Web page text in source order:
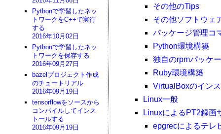
Pythonで学習したネッ
トワークをC++で実行
する
2016年10月02日
Pythonで学習したネッ
トワークを保存する
2016年09月27日
bazelプロジェクト作成
のチュートリアル
2016年09月19日
tensorflowをソースから
コンパイルしてインス
トールする
2016年09月19日
その他のTips
その他ソフトウェ
パッケージ管理コ
Python環境構築
独自のrpmパッケ
Ruby環境構築
VirtualBoxのイン
Linux一般
LinuxによるPT2録画
epgrecによるテレ